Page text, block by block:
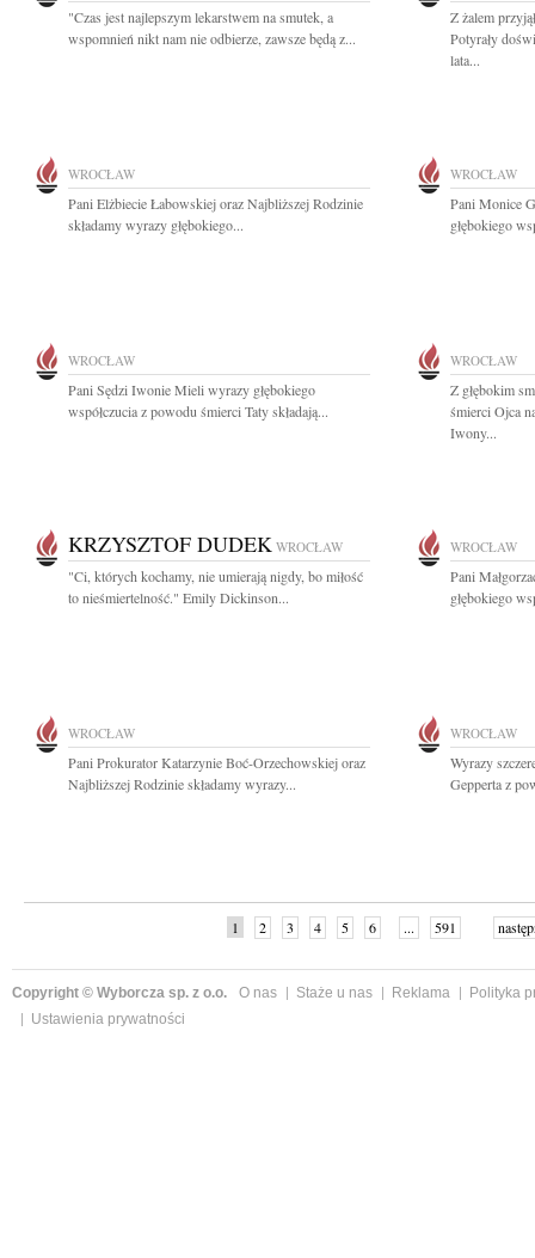
"Czas jest najlepszym lekarstwem na smutek, a
wspomnień nikt nam nie odbierze, zawsze będą z...
Z żalem
Potyrały
lata...
WROCŁAW
Pani Elżbiecie Łabowskiej oraz Najbliższej Rodzinie
składamy wyrazy głębokiego...
WROCŁAW
Pani Monice
głębokiego
WROCŁAW
Pani Sędzi Iwonie Mieli wyrazy głębokiego
współczucia z powodu śmierci Taty składają...
WROCŁAW
Z głębokim
śmierci Ojca
Iwony...
KRZYSZTOF DUDEK WROCŁAW
"Ci, których kochamy, nie umierają nigdy, bo miłość
to nieśmiertelność." Emily Dickinson...
WROCŁAW
Pani
głębokiego
WROCŁAW
Pani Prokurator Katarzynie Boć-Orzechowskiej oraz
Najbliższej Rodzinie składamy wyrazy...
WROCŁAW
Wyrazy
Gepperta z
1 2 3 4 5 6 ... 591
Copyright © Wyborcza sp. z o.o. O nas Staże u nas Reklama
Polityka
Ustawienia prywatności